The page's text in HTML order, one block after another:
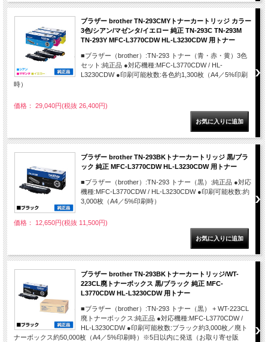
ブラザー brother TN-293CMYトナーカートリッジ カラー
3色/シアン/マゼンタ/イエロー 純正 TN-293C TN-293M
TN-293Y MFC-L3770CDW HL-L3230CDW 用トナー
■ブラザー（brother）:TN-293 トナー（青・赤・黄）3色
セット:純正品 ●対応機種:MFC-L3770CDW / HL-
L3230CDW ●印刷可能枚数:各色約1,300枚（A4／5%印刷
時）
価格： 29,040円(税抜 26,400円)
ブラザー brother TN-293BKトナーカートリッジ 黒/ブラ
ック 純正 MFC-L3770CDW HL-L3230CDW 用トナー
■ブラザー（brother）:TN-293 トナー（黒）:純正品 ●対応
機種:MFC-L3770CDW / HL-L3230CDW ●印刷可能枚数:約
3,000枚（A4／5%印刷時）
価格： 12,650円(税抜 11,500円)
ブラザー brother TN-293BKトナーカートリッジ/WT-
223CL廃トナーボックス 黒/ブラック 純正 MFC-
L3770CDW HL-L3230CDW 用トナー
■ブラザー（brother）:TN-293 トナー（黒） + WT-223CL
廃トナーボックス:純正品 ●対応機種:MFC-L3770CDW /
HL-L3230CDW ●印刷可能枚数:ブラック約3,000枚／廃ト
ナーボックス約50,000枚（A4／5%印刷時）※5日以内に発送（お取り寄せ販